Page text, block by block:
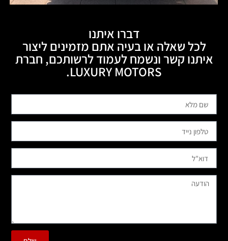
דברו איתנו
לכל שאלה או בעיה אתם מזמינים ליצור
איתנו קשר ונשמח לעמוד לרשותכם, חברת
LUXURY MOTORS.